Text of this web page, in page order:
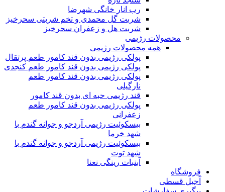
رب انار خانگی شهرضا
شربت گل محمدی و تخم شربتی سحرخیز
شربت هل و زعفران سحرخیز
محصولات رژیمی
همه محصولات رژیمی
پولکی رژیمی بدون قند کامور طعم پرتقال
پولکی رژیمی بدون قند کامور طعم کنجدی
پولکی رژیمی بدون قند کامور طعم
نارگیلی
قند رژیمی حبه ای بدون قند کامور
پولکی رژیمی بدون قند کامور طعم
زعفرانی
بيسکوئيت رژیمی آردجو و جوانه گندم با
شهد خرما
بيسکوئيت رژیمی آردجو و جوانه گندم با
شهد توت
آبنبات رینگی نعنا
فروشگاه
آجیل قسطی